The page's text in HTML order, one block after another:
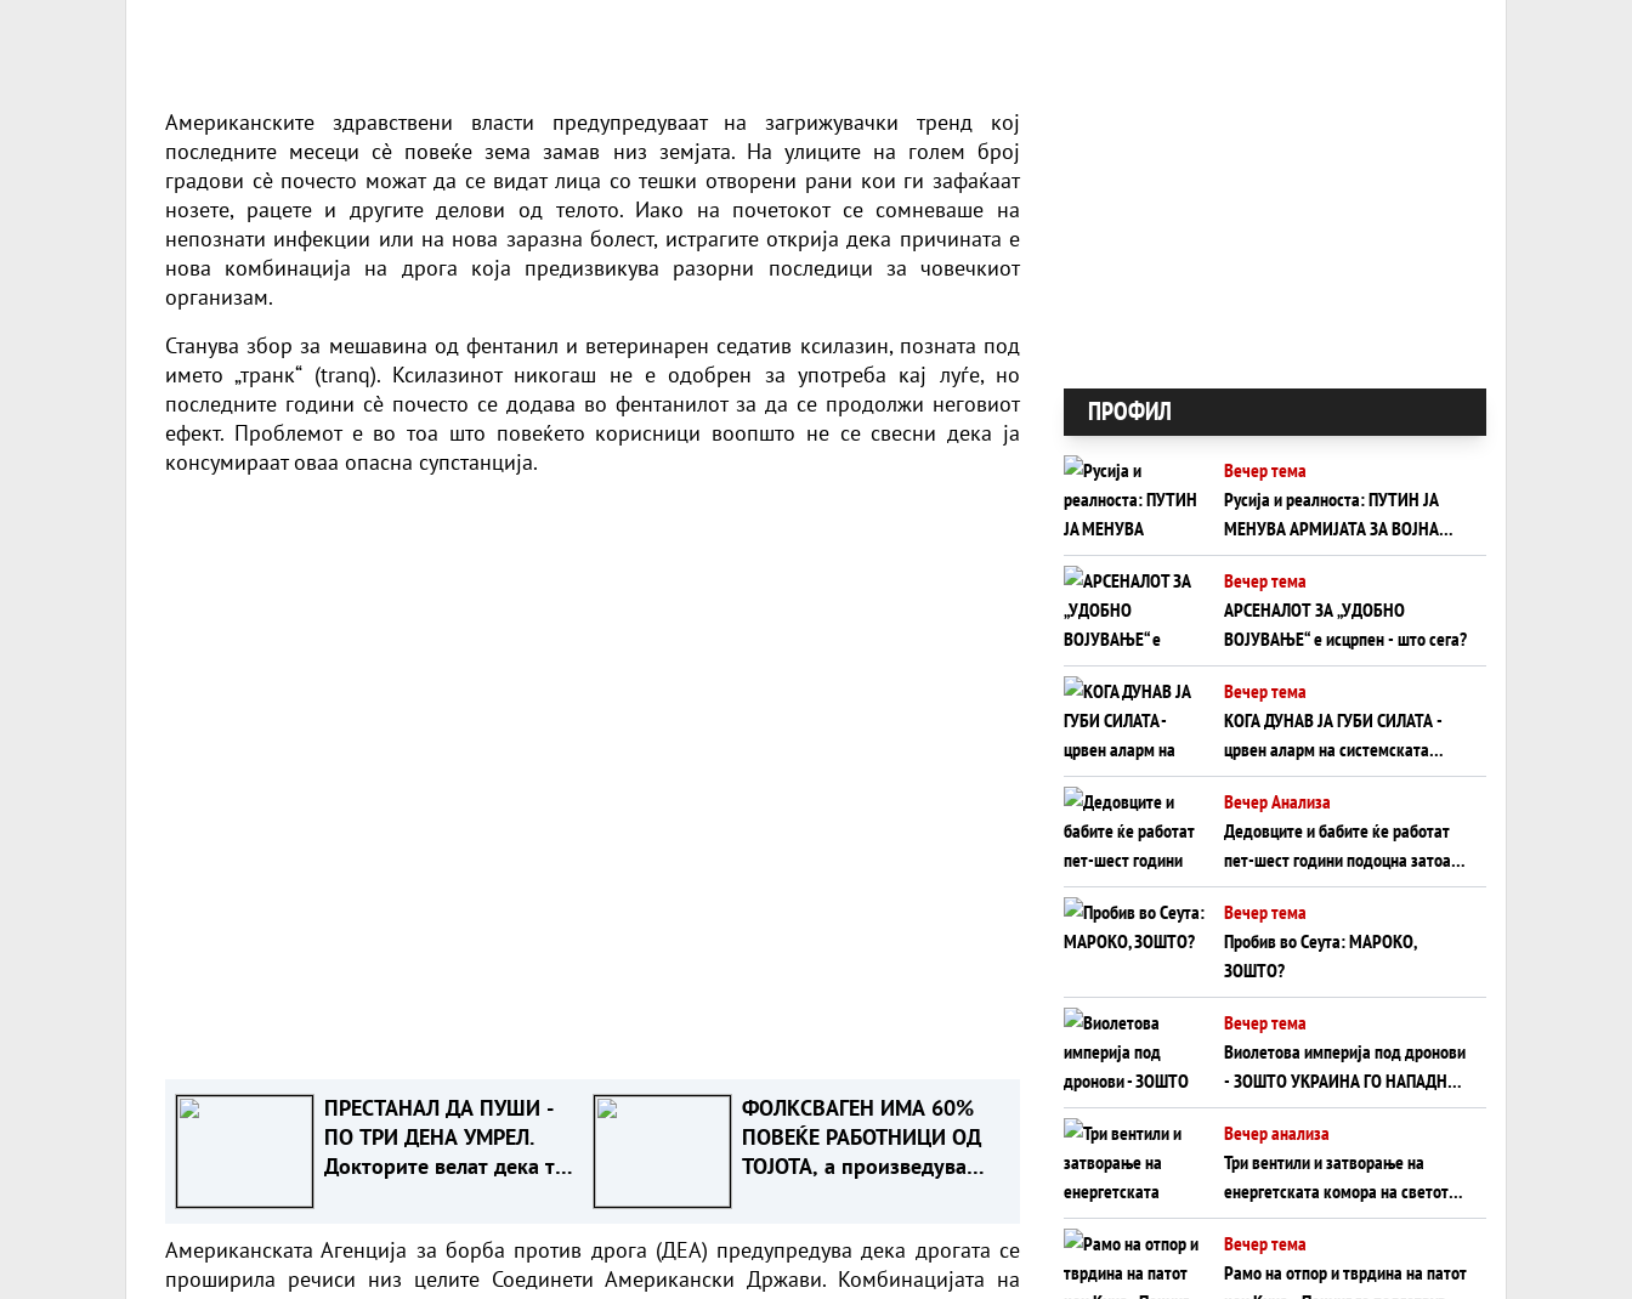
Американските здравствени власти предупредуваат на загрижувачки тренд кој
последните месеци сè повеќе зема замав низ земјата. На улиците на голем број
градови сè почесто можат да се видат лица со тешки отворени рани кои ги зафаќаат
нозете, рацете и другите делови од телото. Иако на почетокот се сомневаше на
непознати инфекции или на нова заразна болест, истрагите открија дека причината е
нова комбинација на дрога која предизвикува разорни последици за човечкиот
организам.
Станува збор за мешавина од фентанил и ветеринарен седатив ксилазин, позната под
името „транк“ (tranq). Ксилазинот никогаш не е одобрен за употреба кај луѓе, но
последните години сè почесто се додава во фентанилот за да се продолжи неговиот
ефект. Проблемот е во тоа што повеќето корисници воопшто не се свесни дека ја
консумираат оваа опасна супстанција.
ПРЕСТАНАЛ ДА ПУШИ -
ПО ТРИ ДЕНА УМРЕЛ.
Докторите велат дека тоа
ФОЛКСВАГЕН ИМА 60%
ПОВЕЌЕ РАБОТНИЦИ ОД
ТОЈОТА, а произведува
Американската Агенција за борба против дрога (ДЕА) предупредува дека дрогата се
проширила речиси низ целите Соединети Американски Држави. Комбинацијата на
ПРОФИЛ
Вечер тема
Русија и реалноста: ПУТИН ЈА
МЕНУВА АРМИЈАТА ЗА ВОЈНА
ШТО ОСТАНУВА БЕЗ ФРОНТ
Вечер тема
АРСЕНАЛОТ ЗА „УДОБНО
ВОЈУВАЊЕ“ е исцрпен - што сега?
Вечер тема
КОГА ДУНАВ ЈА ГУБИ СИЛАТА -
црвен аларм на системската
плоча од јужна Германија до
Црното Море...
Вечер Анализа
Дедовците и бабите ќе работат
пет-шест години подоцна затоа
што НЕМААТ ВНУЦИ ДА ГИ
ЗАМЕНАТ
Вечер тема
Пробив во Сеута: МАРОКО,
ЗОШТО?
Вечер тема
Виолетова империја под дронови
- ЗОШТО УКРАИНА ГО НАПАДНА
РУСКИОТ WILDBERRIES
Вечер анализа
Три вентили и затворање на
енергетската комора на светот:
Нападот во Суец најавува
глобален енергетски инфаркт?
Вечер тема
Рамо на отпор и тврдина на патот